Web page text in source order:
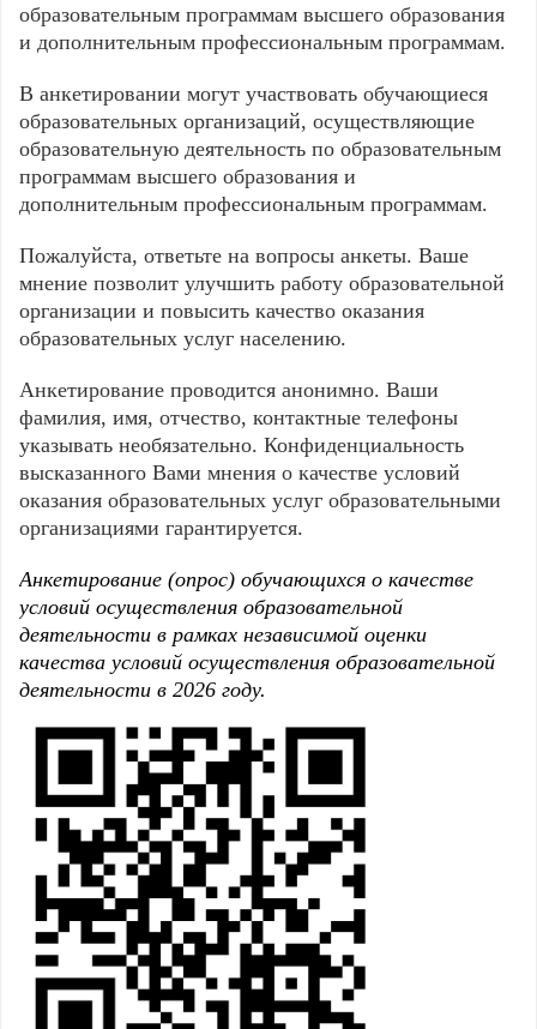
образовательным программам высшего образования
и дополнительным профессиональным программам.
В анкетировании могут участвовать обучающиеся
образовательных организаций, осуществляющие
образовательную деятельность по образовательным
программам высшего образования и
дополнительным профессиональным программам.
Пожалуйста, ответьте на вопросы анкеты. Ваше
мнение позволит улучшить работу образовательной
организации и повысить качество оказания
образовательных услуг населению.
Анкетирование проводится анонимно. Ваши
фамилия, имя, отчество, контактные телефоны
указывать необязательно. Конфиденциальность
высказанного Вами мнения о качестве условий
оказания образовательных услуг образовательными
организациями гарантируется.
Анкетирование (опрос) обучающихся о качестве
условий осуществления образовательной
деятельности в рамках независимой оценки
качества условий осуществления образовательной
деятельности в 2026 году.